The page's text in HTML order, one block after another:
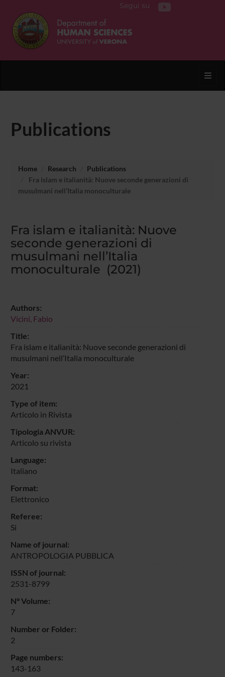
Segui su
Publications
Home Research
Publications
Fra islam e italianità: Nuove seconde generazioni di
musulmani nell’Italia monoculturale
Fra islam e italianità: Nuove
seconde generazioni di
musulmani nell’Italia
monoculturale (2021)
Authors:
Vicini, Fabio
Title:
Fra islam e italianità: Nuove seconde generazioni di
musulmani nell’Italia monoculturale
Year:
2021
Type of item:
Articolo in Rivista
Tipologia ANVUR:
Articolo su rivista
Language:
Italiano
Format:
Elettronico
Referee:
Sì
Name of journal:
ANTROPOLOGIA PUBBLICA
ISSN of journal:
2531-8799
N° Volume:
7
Number or Folder:
2
Page numbers:
143-163